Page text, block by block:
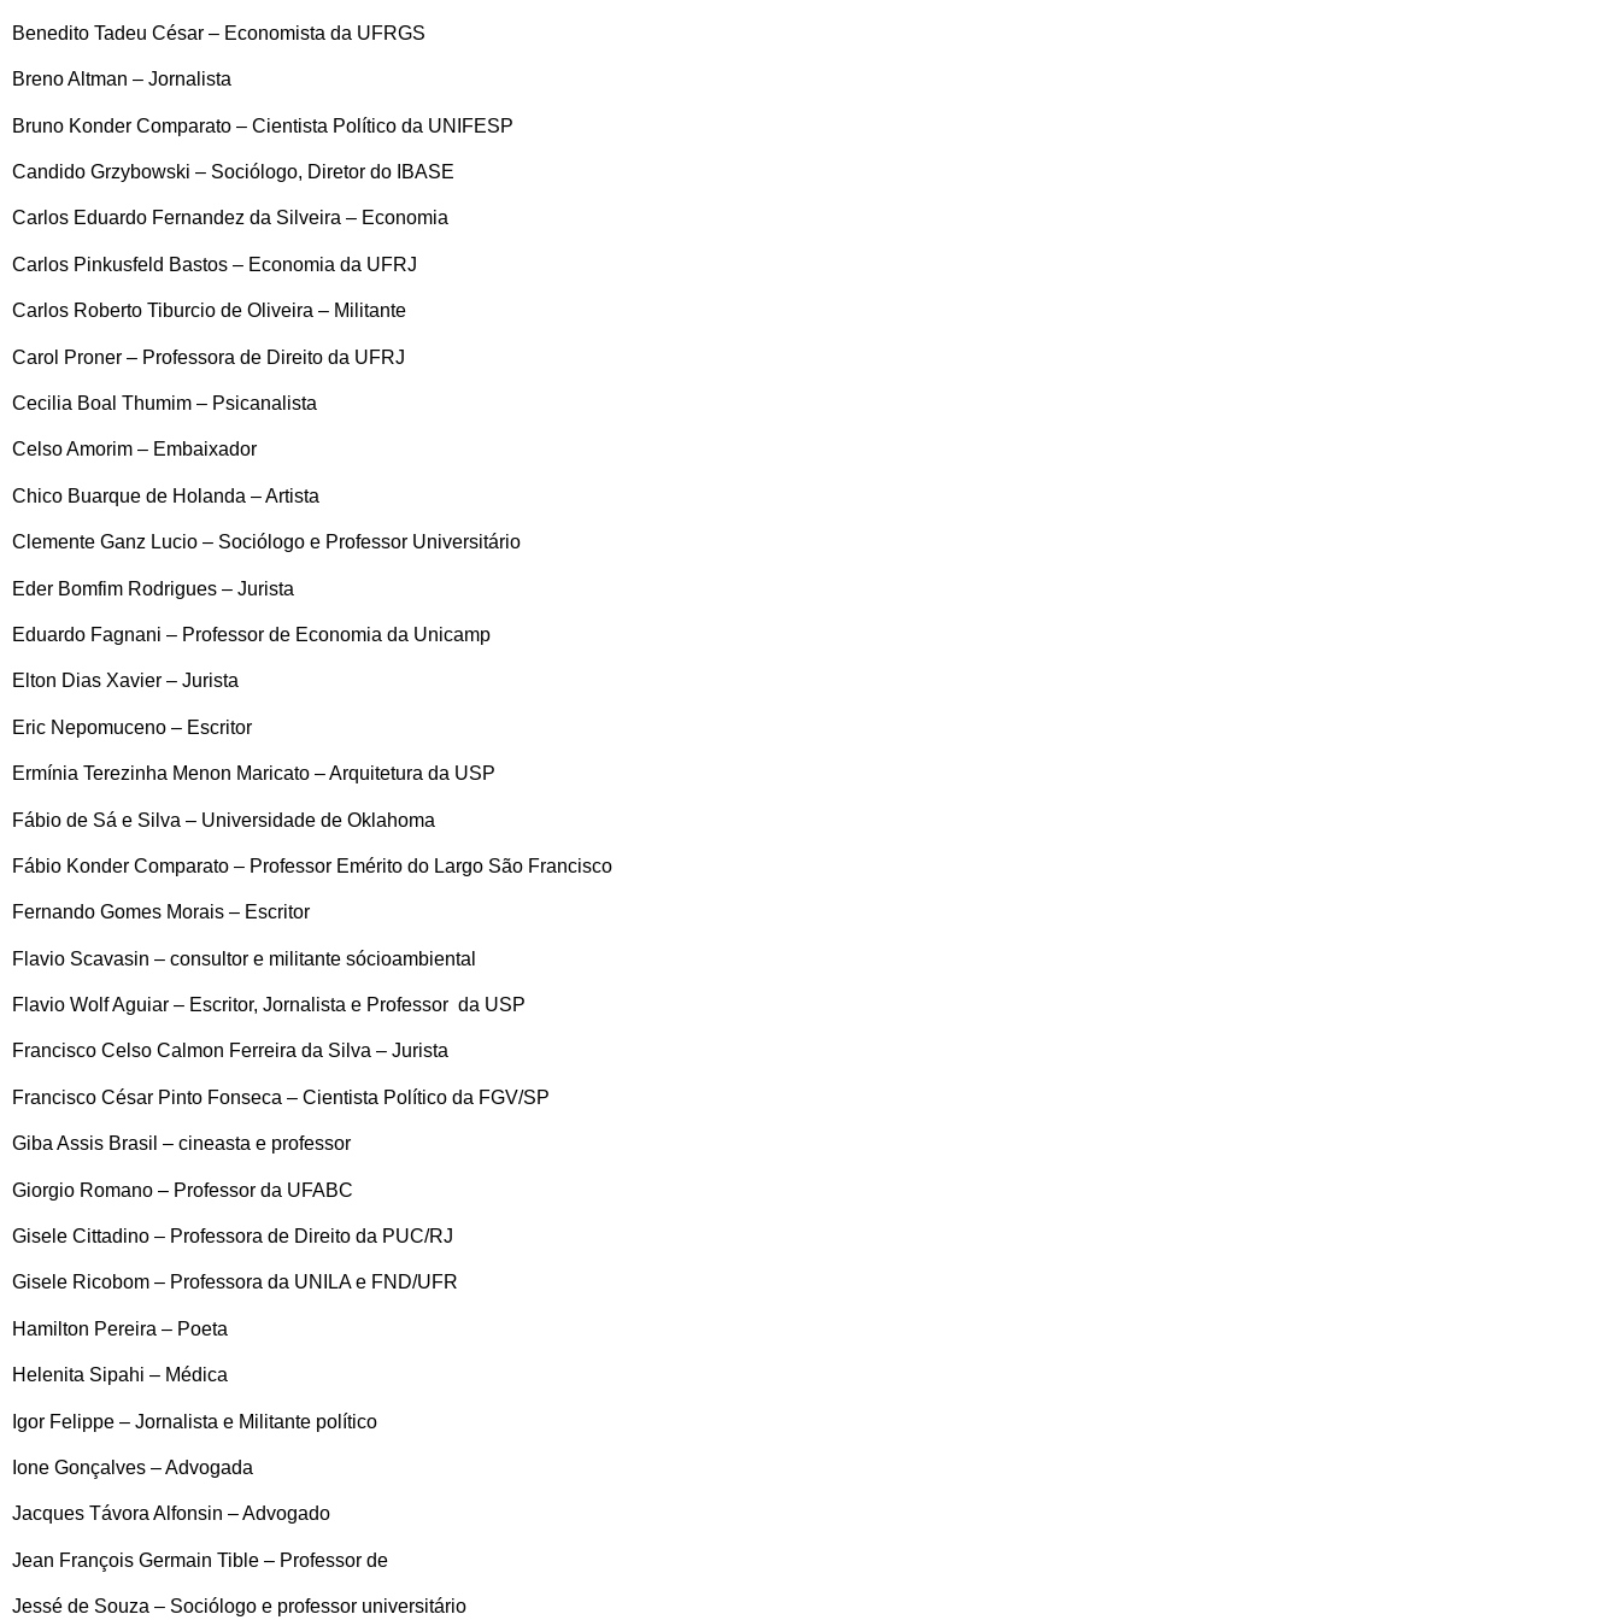
Benedito Tadeu César – Economista da UFRGS
Breno Altman – Jornalista
Bruno Konder Comparato – Cientista Político da UNIFESP
Candido Grzybowski – Sociólogo, Diretor do IBASE
Carlos Eduardo Fernandez da Silveira – Economia
Carlos Pinkusfeld Bastos – Economia da UFRJ
Carlos Roberto Tiburcio de Oliveira – Militante
Carol Proner – Professora de Direito da UFRJ
Cecilia Boal Thumim – Psicanalista
Celso Amorim – Embaixador
Chico Buarque de Holanda – Artista
Clemente Ganz Lucio – Sociólogo e Professor Universitário
Eder Bomfim Rodrigues – Jurista
Eduardo Fagnani – Professor de Economia da Unicamp
Elton Dias Xavier – Jurista
Eric Nepomuceno – Escritor
Ermínia Terezinha Menon Maricato – Arquitetura da USP
Fábio de Sá e Silva – Universidade de Oklahoma
Fábio Konder Comparato – Professor Emérito do Largo São Francisco
Fernando Gomes Morais – Escritor
Flavio Scavasin – consultor e militante sócioambiental
Flavio Wolf Aguiar – Escritor, Jornalista e Professor da USP
Francisco Celso Calmon Ferreira da Silva – Jurista
Francisco César Pinto Fonseca – Cientista Político da FGV/SP
Giba Assis Brasil – cineasta e professor
Giorgio Romano – Professor da UFABC
Gisele Cittadino – Professora de Direito da PUC/RJ
Gisele Ricobom – Professora da UNILA e FND/UFR
Hamilton Pereira – Poeta
Helenita Sipahi – Médica
Igor Felippe – Jornalista e Militante político
Ione Gonçalves – Advogada
Jacques Távora Alfonsin – Advogado
Jean François Germain Tible – Professor de
Jessé de Souza – Sociólogo e professor universitário